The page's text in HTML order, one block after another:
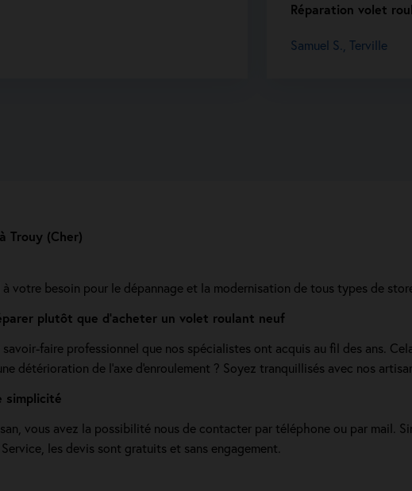
Trouy (Cher)
votre besoin pour le dépannage et la modernisation de tous types de
plutôt que d'acheter un volet roulant neuf
faire professionnel que nos spécialistes ont acquis au fil des ans.
détérioration de l'axe d'enroulement ? Soyez tranquillisés avec nos
simplicité
vous avez la possibilité nous de contacter par téléphone ou par mail.
les devis sont gratuits et sans engagement.
Réparation volet
Samuel S., Terville